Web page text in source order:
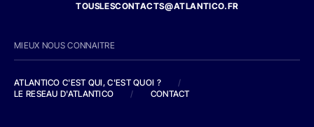
TOUSLESCONTACTS@ATLANTICO.FR
MIEUX NOUS CONNAITRE
ATLANTICO C'EST QUI, C'EST QUOI ?
/
LE RESEAU D'ATLANTICO
/ CONTACT